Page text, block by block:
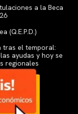
a la Beca
(Q.E.P.D.)
tras el temporal:
ayudas y hoy se
regionales